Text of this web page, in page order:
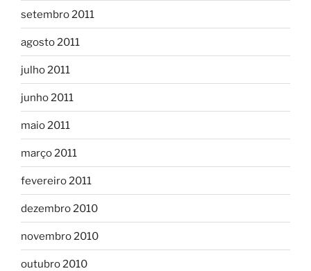
setembro 2011
agosto 2011
julho 2011
junho 2011
maio 2011
março 2011
fevereiro 2011
dezembro 2010
novembro 2010
outubro 2010